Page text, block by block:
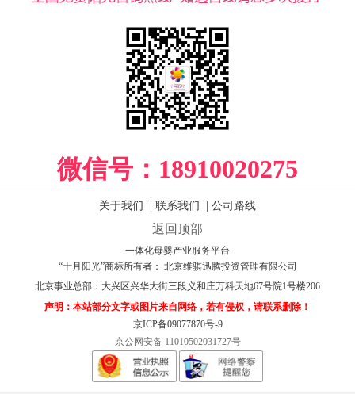
微信号： 18910020275
关于我们 | 联系我们 | 公司路线
返回顶部
一体化母婴产业服务平台
“十月阳光”商标所有者： 北京维骐迅腾投资管理有限公司
北京事业总部： 大兴区兴华大街三段义和庄万科天地67号院1号楼206
声明：本站部分文字或图片来自网络，若有侵权，请联系删除！
京ICP备09077870号-9
京公网安备 11010502031727号